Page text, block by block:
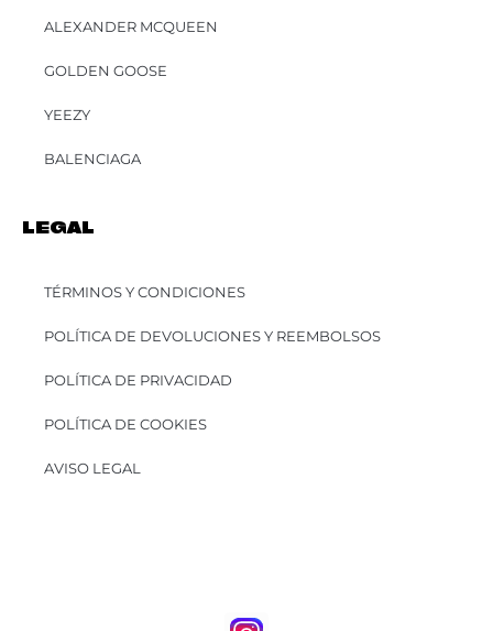
ALEXANDER MCQUEEN
GOLDEN GOOSE
YEEZY
BALENCIAGA
LEGAL
TÉRMINOS Y CONDICIONES
POLÍTICA DE DEVOLUCIONES Y REEMBOLSOS
POLÍTICA DE PRIVACIDAD
POLÍTICA DE COOKIES
AVISO LEGAL